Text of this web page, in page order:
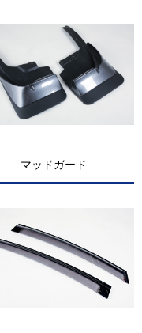
マッドガード